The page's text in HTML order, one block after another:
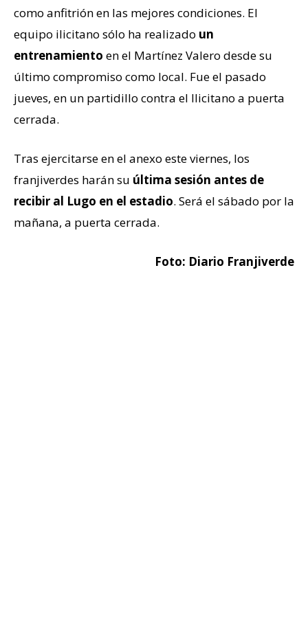
como anfitrión en las mejores condiciones. El
equipo ilicitano sólo ha realizado un
entrenamiento en el Martínez Valero desde su
último compromiso como local. Fue el pasado
jueves, en un partidillo contra el Ilicitano a puerta
cerrada.
Tras ejercitarse en el anexo este viernes, los
franjiverdes harán su última sesión antes de
recibir al Lugo en el estadio. Será el sábado por la
mañana, a puerta cerrada.
Foto: Diario Franjiverde